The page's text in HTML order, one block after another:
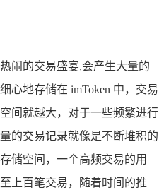
闹的交易盛宴,会产生大量的
心地存储在 imToken 中，交易
间就越大，对于一些频繁进行
的交易记录就像是不断堆积的
储空间，一个高频交易的用
上百笔交易，随着时间的推